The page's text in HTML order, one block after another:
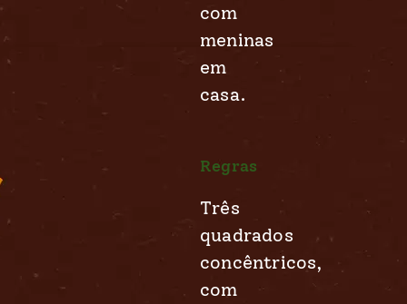
com
meninas
em
casa.
Regras
Três
quadrados
concêntricos,
com